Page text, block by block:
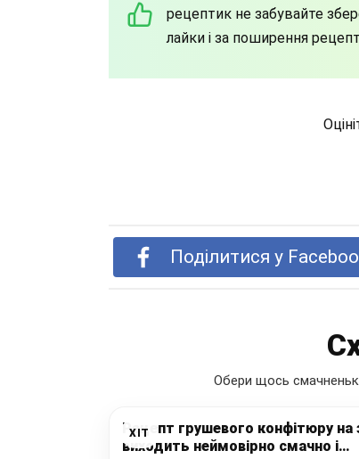
рецептик не забувайте
лайки і за поширення
Поділитися у
Обери щось
ХІТ
Рецепт грушевого конфітюру на
виходить неймовірно смачно і